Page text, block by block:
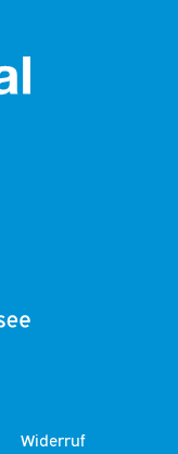
Widerruf